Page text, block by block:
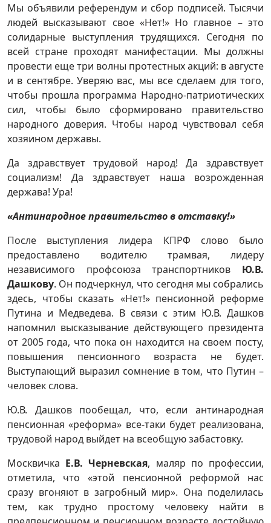
Мы объявили референдум и сбор подписей. Тысячи
людей высказывают свое «Нет!» Но главное – это
солидарные выступления трудящихся. Сегодня по
всей стране проходят манифестации. Мы должны
провести еще три волны протестных акций: в августе
и в сентябре. Уверяю вас, мы все сделаем для того,
чтобы прошла программа Народно-патриотических
сил, чтобы было сформировано правительство
народного доверия. Чтобы народ чувствовал себя
хозяином державы.
Да здравствует трудовой народ! Да здравствует
социализм! Да здравствует наша возрожденная
держава! Ура!
«Антинародное правительство в отставку!»
После выступления лидера КПРФ слово было
предоставлено водителю трамвая, лидеру
независимого профсоюза транспортников Ю.В.
Дашкову. Он подчеркнул, что сегодня мы собрались
здесь, чтобы сказать «Нет!» пенсионной реформе
Путина и Медведева. В связи с этим Ю.В. Дашков
напомнил высказывание действующего президента
от 2005 года, что пока он находится на своем посту,
повышения пенсионного возраста не будет.
Выступающий выразил сомнение в том, что Путин –
человек слова.
Ю.В. Дашков пообещал, что, если антинародная
пенсионная «реформа» все-таки будет реализована,
трудовой народ выйдет на всеобщую забастовку.
Москвичка Е.В. Черневская, маляр по профессии,
отметила, что «этой пенсионной реформой нас
сразу вгоняют в загробный мир». Она поделилась
тем, как трудно простому человеку найти в